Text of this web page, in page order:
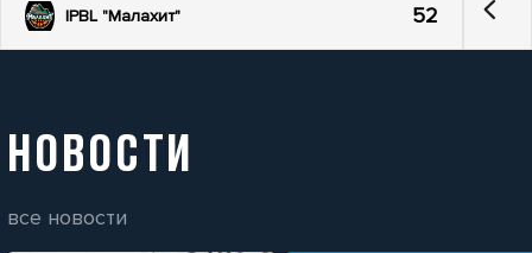
IPBL "Малахит" 52
НОВОСТИ
все новости